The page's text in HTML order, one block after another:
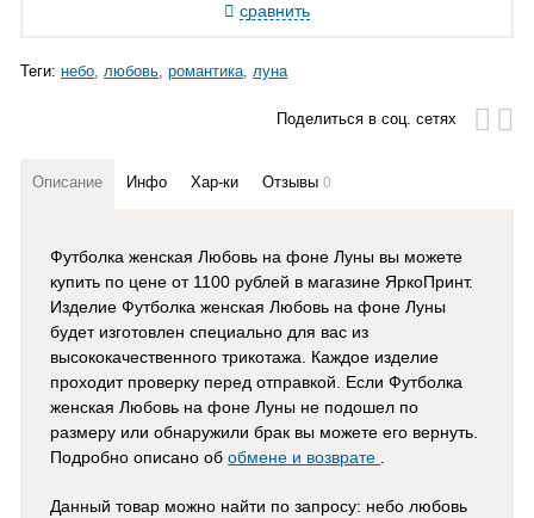
сравнить
Теги:небо любовь романтика луна
Поделиться в соц. сетях
Описание Инфо Хар-ки Отзывы0
Футболка женская Любовь на фоне Луны вы можете
купить по цене от 1100 рублей в магазине ЯркоПринт.
Изделие Футболка женская Любовь на фоне Луны
будет изготовлен специально для вас из
высококачественного трикотажа. Каждое изделие
проходит проверку перед отправкой. Если Футболка
женская Любовь на фоне Луны не подошел по
размеру или обнаружили брак вы можете его вернуть.
Подробно описано обобмене и возврате .
Данный товар можно найти по запросу: небо любовь